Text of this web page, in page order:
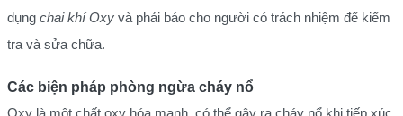
dụng chai khí Oxy và phải báo cho người có trách nhiệm để kiểm
tra và sửa chữa.
Các biện pháp phòng ngừa cháy nổ
Oxy là một chất oxy hóa mạnh, có thể gây ra cháy nổ khi tiếp xúc